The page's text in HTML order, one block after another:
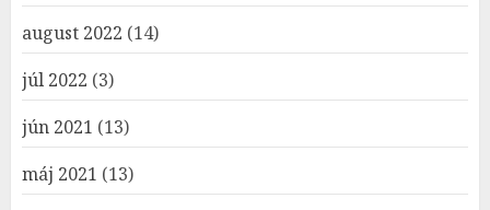
august 2022 (14)
júl 2022 (3)
jún 2021 (13)
máj 2021 (13)